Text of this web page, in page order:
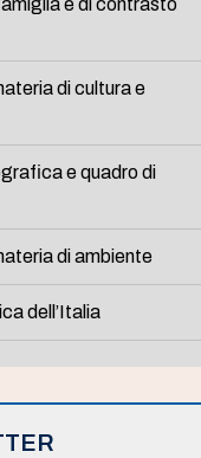
e di contrasto
di cultura e
e quadro di
di ambiente
dell’Italia